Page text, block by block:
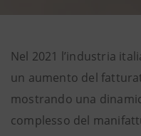
Nel 2021 l’industria
un aumento del
mostrando una
complesso del